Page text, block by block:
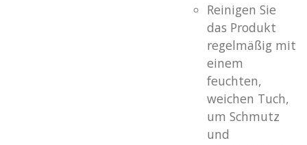
Reinigen Sie
das Produkt
regelmäßig mit
einem
feuchten,
weichen Tuch,
um Schmutz
und